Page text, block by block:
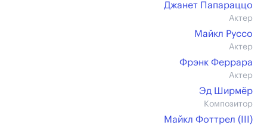
Джанет Папараццо
Актер
Майкл Руссо
Актер
Фрэнк Феррара
Актер
Эд Ширмёр
Композитор
Майкл Фоттрел (III)